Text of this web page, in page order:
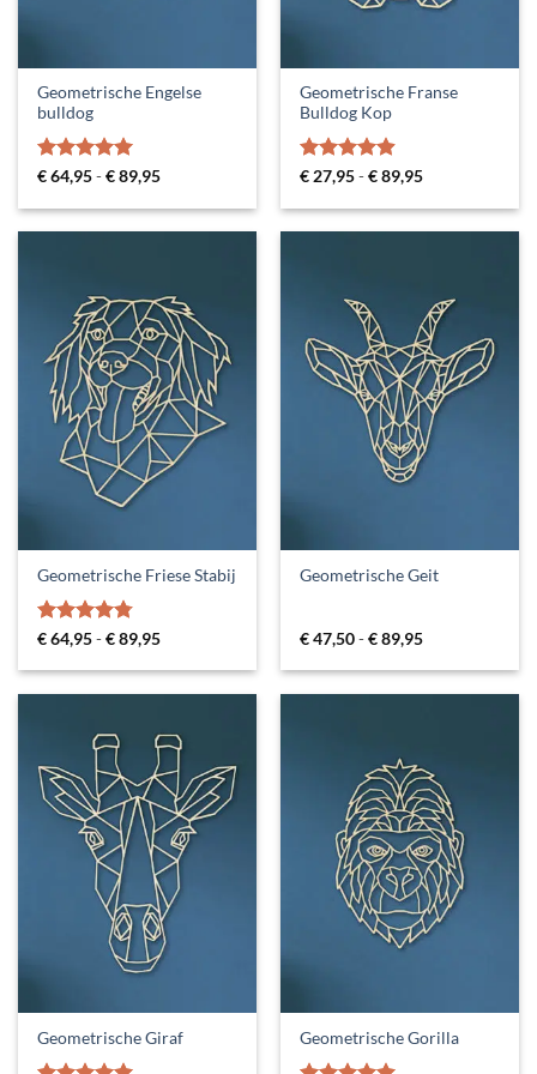
Geometrische Engelse
bulldog
Gewaardeerd
€64,95-€89,95Prijsklasse:
tot
Geometrische Franse
Bulldog Kop
Gewaardeerd
€27,95-€89,95Prijsklasse:
tot
Geometrische Friese Stabij
Gewaardeerd
€64,95-€89,95Prijsklasse:
tot
Geometrische Geit
€47,50-€89,95Prijsklasse:
tot
Geometrische Giraf Geometrische Gorilla